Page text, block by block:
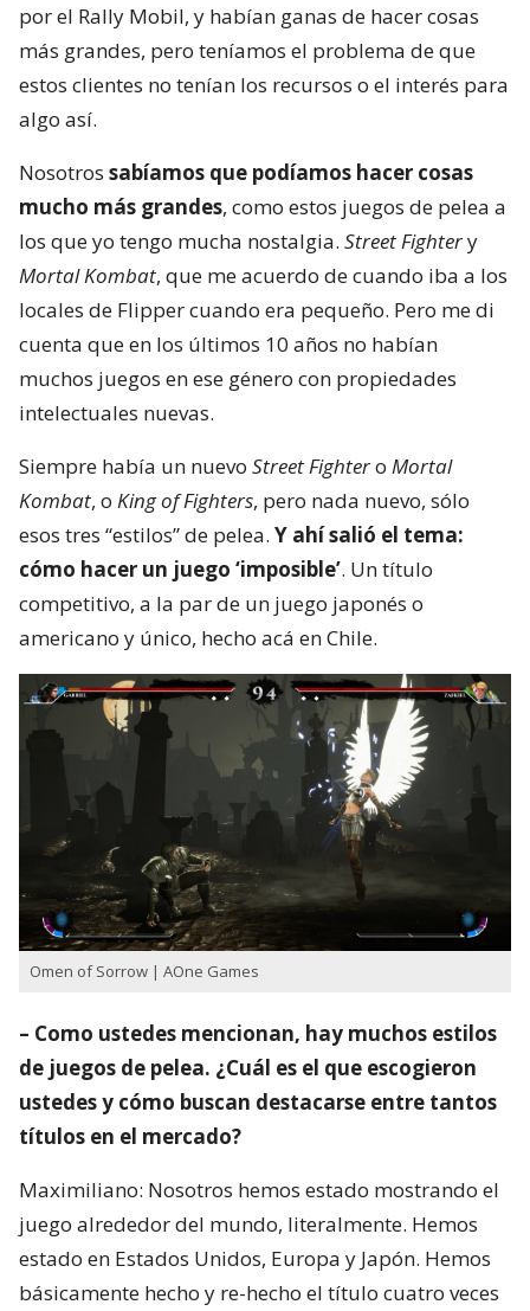
por el Rally Mobil, y habían ganas de hacer cosas
más grandes, pero teníamos el problema de que
estos clientes no tenían los recursos o el interés para
algo así.
Nosotros sabíamos que podíamos hacer cosas
mucho más grandes, como estos juegos de pelea a
los que yo tengo mucha nostalgia. Street Fightery
Mortal Kombat, que me acuerdo de cuando iba a los
locales de Flipper cuando era pequeño. Pero me di
cuenta que en los últimos 10 años no habían
muchos juegos en ese género con propiedades
intelectuales nuevas.
Siempre había un nuevo Street Fightero Mortal
Kombat, o King of Fighters, pero nada nuevo, sólo
esos tres “estilos” de pelea. Y ahí salió el tema:
cómo hacer un juego ‘imposible’. Un título
competitivo, a la par de un juego japonés o
americano y único, hecho acá en Chile.
Omen of Sorrow | AOne Games
– Como ustedes mencionan, hay muchos estilos
de juegos de pelea. ¿Cuál es el que escogieron
ustedes y cómo buscan destacarse entre tantos
títulos en el mercado?
Maximiliano: Nosotros hemos estado mostrando el
juego alrededor del mundo, literalmente. Hemos
estado en Estados Unidos, Europa y Japón. Hemos
básicamente hecho y re-hecho el título cuatro veces